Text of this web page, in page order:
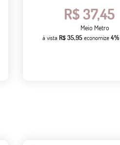
R$ 37,45
Meio Metro
à vistaR$ 35,95economize4%